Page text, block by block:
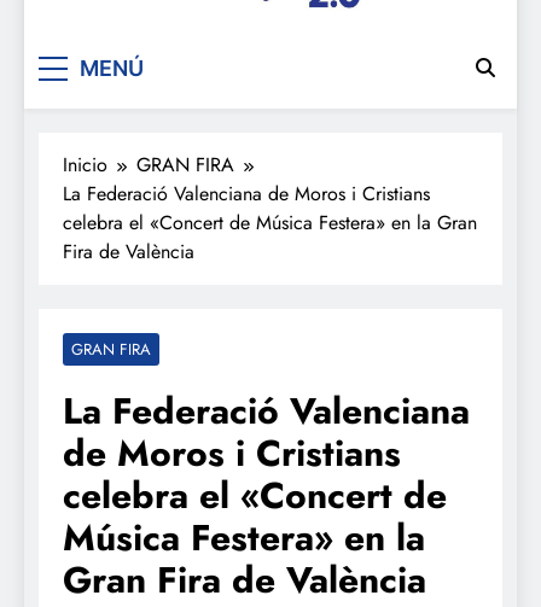
De festa en festa 2.0
MENÚ
Inicio
GRAN FIRA
La Federació Valenciana de Moros i Cristians
celebra el «Concert de Música Festera» en la Gran
Fira de València
GRAN FIRA
La Federació Valenciana
de Moros i Cristians
celebra el «Concert de
Música Festera» en la
Gran Fira de València